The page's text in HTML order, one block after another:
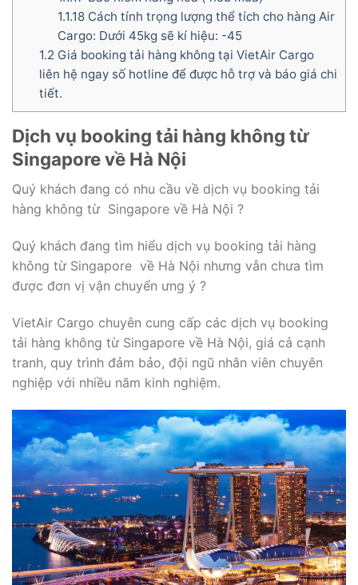
1.1.18Cách tính trọng lượng thể tích cho hàng Air
Cargo: Dưới 45kg sẽ kí hiệu: -45
1.2 Giá booking tải hàng không tại VietAir Cargo
liên hệ ngay số hotline để được hỗ trợ và báo giá chi
tiết.
Dịch vụ booking tải hàng không từ
Singapore về Hà Nội
Quý khách đang có nhu cầu về dịch vụ booking tải
hàng không từ Singapore về Hà Nội ?
Quý khách đang tìm hiểu dịch vụ booking tải hàng
không từ Singapore về Hà Nội nhưng vẫn chưa tìm
được đơn vị vận chuyển ưng ý ?
VietAir Cargo chuyên cung cấp các dịch vụ booking
tải hàng không từ Singapore về Hà Nội, giá cả cạnh
tranh, quy trình đảm bảo, đội ngũ nhân viên chuyên
nghiệp với nhiều năm kinh nghiệm.